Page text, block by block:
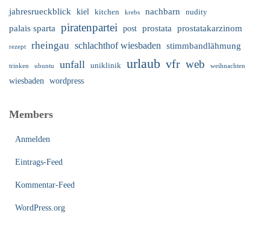
jahresrueckblick kiel kitchen krebs nachbarn nudity
palais sparta piratenpartei post prostata prostatakarzinom
rezept rheingau schlachthof wiesbaden stimmbandlähmung
trinken ubuntu unfall uniklinik urlaub vfr web weihnachten
wiesbaden wordpress
Members
Anmelden
Eintrags-Feed
Kommentar-Feed
WordPress.org